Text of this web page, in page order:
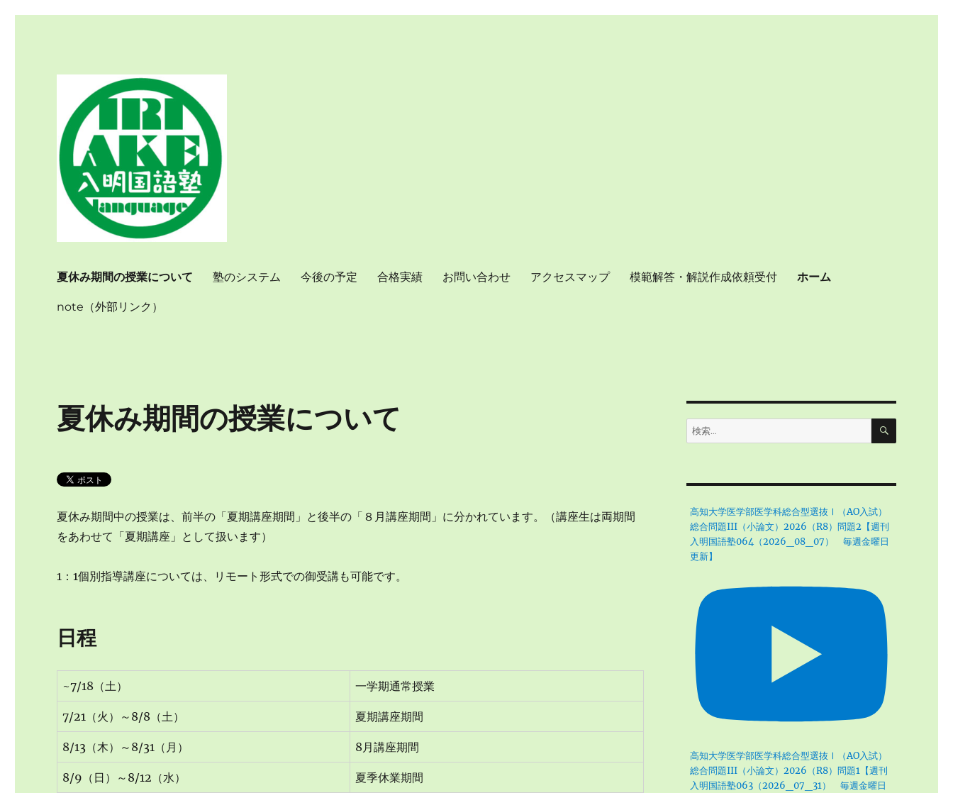
夏休み期間の授業について 塾のシステム 今後の予定 合格実績 お問い合わせ アクセスマップ 模範解答・解説作成依頼受付 ホーム
note（外部リンク）
夏休み期間の授業について
夏休み期間中の授業は、前半の「夏期講座期間」と後半の「８月講座期間」に分かれています。（講座生は両期間
をあわせて「夏期講座」として扱います）
1：1個別指導講座については、リモート形式での御受講も可能です。
日程
~7/18（土） 一学期通常授業
7/21（火）～8/8（土） 夏期講座期間
8/13（木）～8/31（月） 8月講座期間
8/9（日）～8/12（水） 夏季休業期間
検
索:
検
高知大学医学部医学科総合型選抜Ⅰ（AO入試）
総合問題III（小論文）2026（R8）問題2【週刊
入明国語塾064（2026_08_07） 毎週金曜日
更新】
高知大学医学部医学科総合型選抜Ⅰ（AO入試）
総合問題III（小論文）2026（R8）問題1【週刊
入明国語塾063（2026_07_31） 毎週金曜日